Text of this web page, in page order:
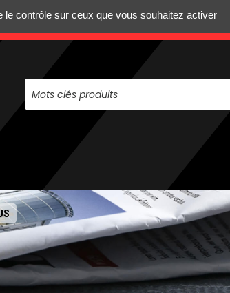
NOUS CONTACTER AU +33
contrôle sur ceux que vous souhaitez activer